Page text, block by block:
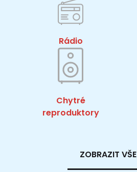
Rádio
Chytré
reproduktory
ZOBRAZIT VŠE